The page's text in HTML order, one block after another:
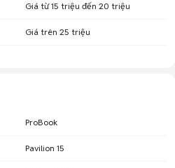
Giá từ 15 triệu đến 20 triệu
Giá trên 25 triệu
ProBook
Pavilion 15